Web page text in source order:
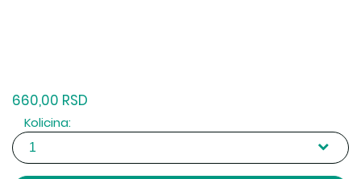
660,00 RSD
Kolicina: